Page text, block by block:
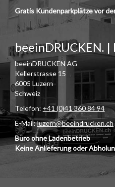
Gratis Kundenparkplätze vor
beeinDRUCKEN. |
beeinDRUCKEN AG
Kellerstrasse 15
6005 Luzern
Schweiz
Telefon: +41 (0)41 360 84 94
E-Mail:luzern@beeindrucken.ch
Büro ohne Ladenbetrieb
Keine Anlieferung oder